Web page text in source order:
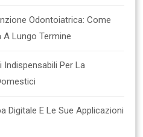
Odontoiatrica: Come
A Lungo Termine
Per La
Digitale E Le Sue Applicazioni